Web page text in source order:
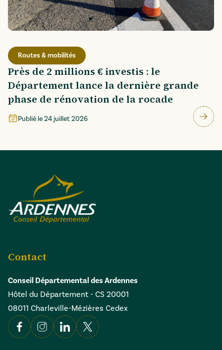
Routes & mobilités
Près de 2 millions € investis : le
Département lance la dernière grande
phase de rénovation de la rocade
Publié le24 juillet 2026
Contact
Conseil Départemental des Ardennes
Hôtel du Département - CS 20001
08011 Charleville-Mézières Cedex
FacebookInstagramLinkedin
X